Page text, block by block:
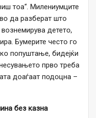
тоа“. Милениумците
да разберат што
детето,
Бумерите често го
попуштање, бидејќи
прво треба
доаѓаат подоцна –
без казна